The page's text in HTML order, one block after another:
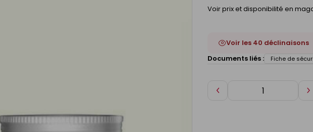
Voir prix et disponibilité en
Voir les 40 déclinaisons
Documents liés :
Fiche de
Diminuer